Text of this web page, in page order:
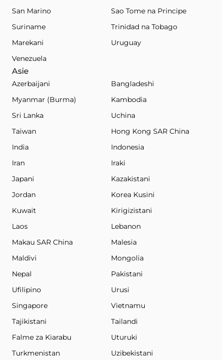
San Marino
Sao Tome na Principe
Suriname
Trinidad na Tobago
Marekani
Uruguay
Venezuela
Asie
Azerbaijani
Bangladeshi
Myanmar (Burma)
Kambodia
Sri Lanka
Uchina
Taiwan
Hong Kong SAR China
India
Indonesia
Iran
Iraki
Japani
Kazakistani
Jordan
Korea Kusini
Kuwait
Kirigizistani
Laos
Lebanon
Makau SAR China
Malesia
Maldivi
Mongolia
Nepal
Pakistani
Ufilipino
Urusi
Singapore
Vietnamu
Tajikistani
Tailandi
Falme za Kiarabu
Uturuki
Turkmenistan
Uzibekistani